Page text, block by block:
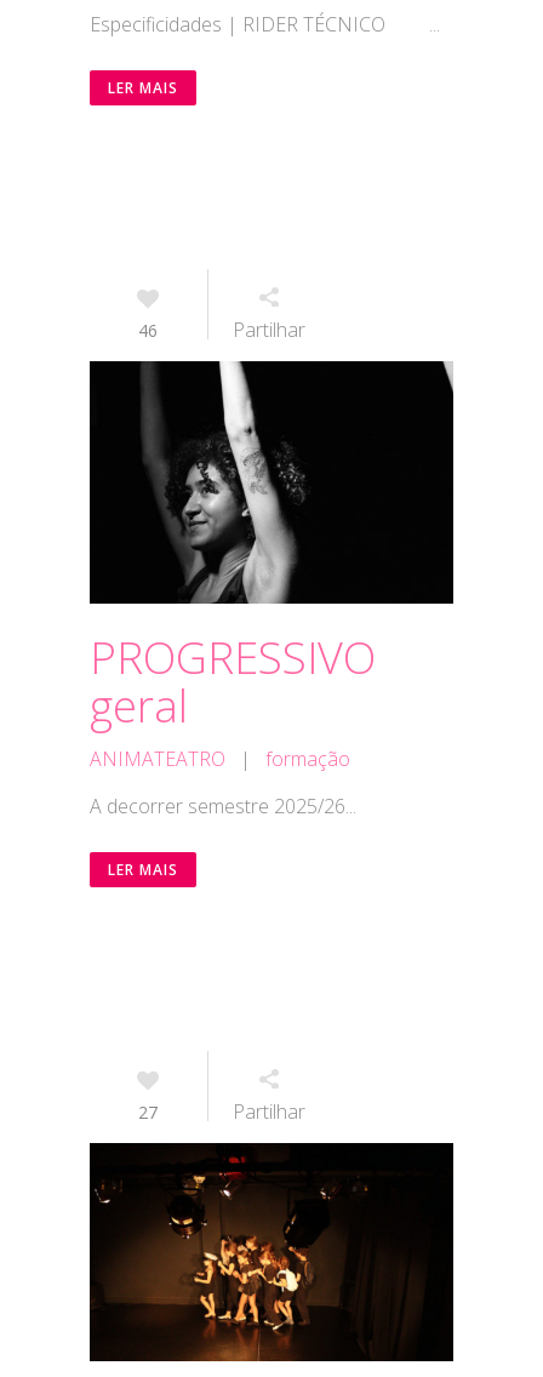
Especificidades | RIDER TÉCNICO ...
LER MAIS
46 Partilhar
PROGRESSIVO
geral
ANIMATEATRO | formação
A decorrer semestre 2025/26...
LER MAIS
27 Partilhar